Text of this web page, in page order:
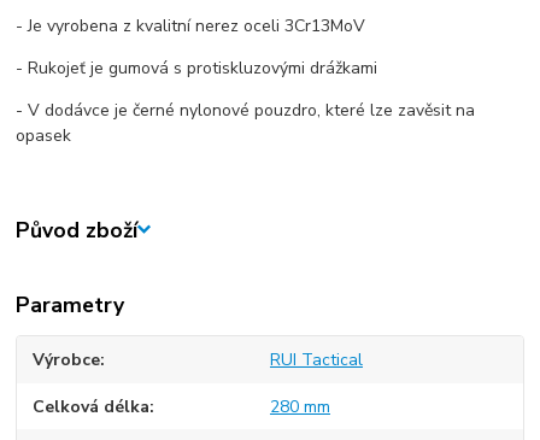
- Je vyrobena z kvalitní nerez oceli 3Cr13MoV
- Rukojeť je gumová s protiskluzovými drážkami
- V dodávce je černé nylonové pouzdro, které lze zavěsit na
opasek
Původ zboží
Parametry
Výrobce RUI Tactical
Celková délka 280 mm